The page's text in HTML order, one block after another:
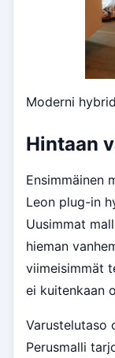
Moderni
Hintaan
Ensimmäinen
Leon plug-in
Uusimmat
hieman
viimeisimmät
ei kuitenkaan
Varustelutaso
Perusmalli